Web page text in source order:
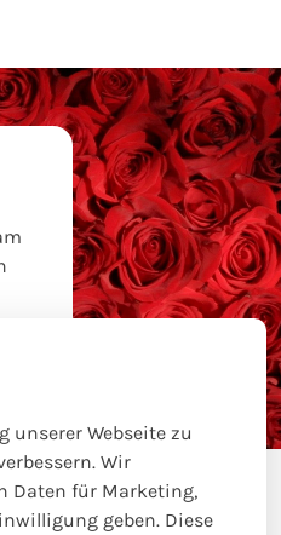
unserer Webseite zu
Wir
Daten für Marketing,
geben. Diese